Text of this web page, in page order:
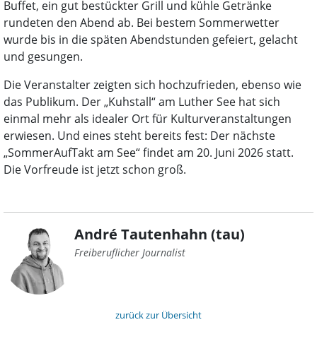
Buffet, ein gut bestückter Grill und kühle Getränke
rundeten den Abend ab. Bei bestem Sommerwetter
wurde bis in die späten Abendstunden gefeiert, gelacht
und gesungen.
Die Veranstalter zeigten sich hochzufrieden, ebenso wie
das Publikum. Der „Kuhstall“ am Luther See hat sich
einmal mehr als idealer Ort für Kulturveranstaltungen
erwiesen. Und eines steht bereits fest: Der nächste
„SommerAufTakt am See“ findet am 20. Juni 2026 statt.
Die Vorfreude ist jetzt schon groß.
André Tautenhahn (tau)
Freiberuflicher Journalist
zurück zur Übersicht